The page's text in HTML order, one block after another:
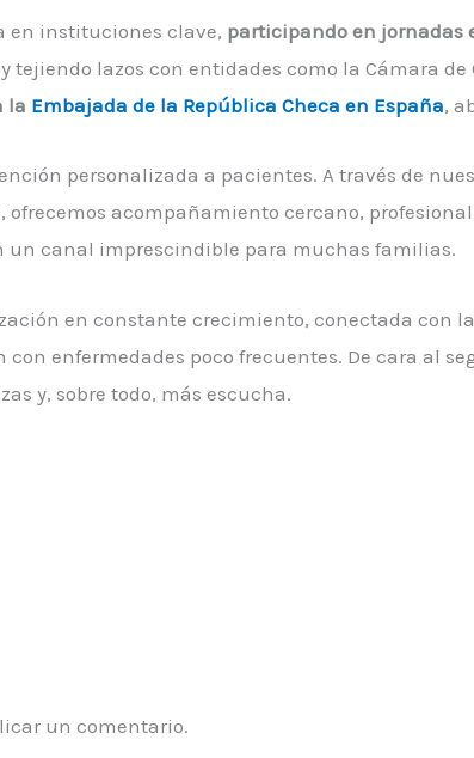
en instituciones clave, participando en jornadas
y tejiendo lazos con entidades como la Cámara
la Embajada de la República Checa en España,
personalizada a pacientes. A través de
acompañamiento cercano,
un canal imprescindible para muchas familias.
en constante crecimiento, conectada con
enfermedades poco frecuentes. De cara al
y, sobre todo, más escucha.
un comentario.